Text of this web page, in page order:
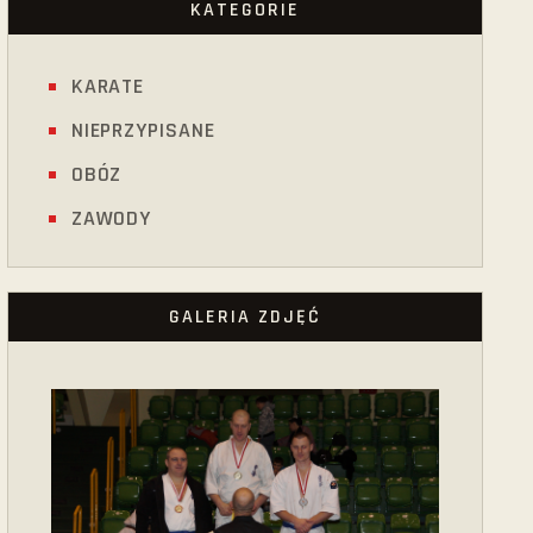
KATEGORIE
KARATE
NIEPRZYPISANE
OBÓZ
ZAWODY
GALERIA ZDJĘĆ